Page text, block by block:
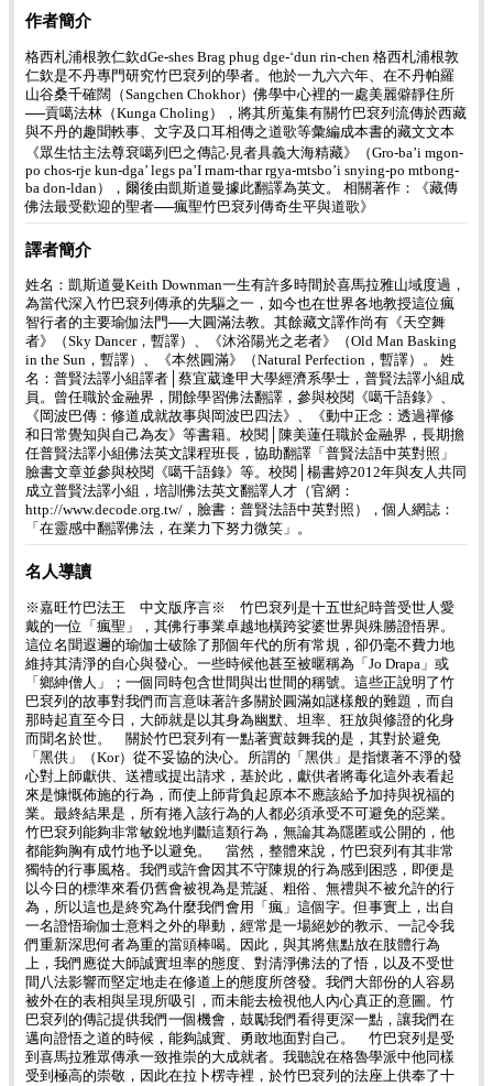
作者簡介
格西札浦根敦仁欽dGe-shes Brag phug dge-‘dun rin-chen 格西札浦根敦
仁欽是不丹專門研究竹巴袞列的學者。他於一九六六年、在不丹帕羅
山谷桑千確闊（Sangchen Chokhor）佛學中心裡的一處美麗僻靜住所
──貢噶法林（Kunga Choling），將其所蒐集有關竹巴袞列流傳於西藏
與不丹的趣聞軼事、文字及口耳相傳之道歌等彙編成本書的藏文文本
《眾生怙主法尊袞噶列巴之傳記‧見者具義大海精藏》（Gro-ba’i mgon-
po chos-rje kun-dga’ legs pa’I rnam-thar rgya-mtsbo’i snying-po mtbong-
ba don-ldan），爾後由凱斯道曼據此翻譯為英文。 相關著作：《藏傳
佛法最受歡迎的聖者──瘋聖竹巴袞列傳奇生平與道歌》
譯者簡介
姓名：凱斯道曼Keith Downman一生有許多時間於喜馬拉雅山域度過，
為當代深入竹巴袞列傳承的先驅之一，如今也在世界各地教授這位瘋
智行者的主要瑜伽法門──大圓滿法教。其餘藏文譯作尚有《天空舞
者》（Sky Dancer，暫譯）、《沐浴陽光之老者》（Old Man Basking
in the Sun，暫譯）、《本然圓滿》（Natural Perfection，暫譯）。 姓
名：普賢法譯小組譯者│蔡宜葳逢甲大學經濟系學士，普賢法譯小組成
員。曾任職於金融界，閒餘學習佛法翻譯，參與校閱《噶千語錄》、
《岡波巴傳：修道成就故事與岡波巴四法》、《動中正念：透過禪修
和日常覺知與自己為友》等書籍。校閱│陳美蓮任職於金融界，長期擔
任普賢法譯小組佛法英文課程班長，協助翻譯「普賢法語中英對照」
臉書文章並參與校閱《噶千語錄》等。校閱│楊書婷2012年與友人共同
成立普賢法譯小組，培訓佛法英文翻譯人才（官網：
http://www.decode.org.tw/，臉書：普賢法語中英對照），個人網誌：
「在靈感中翻譯佛法，在業力下努力微笑」。
名人導讀
※嘉旺竹巴法王 中文版序言※ 竹巴袞列是十五世紀時普受世人愛
戴的一位「瘋聖」，其佛行事業卓越地橫跨娑婆世界與殊勝證悟界。
這位名聞遐邇的瑜伽士破除了那個年代的所有常規，卻仍毫不費力地
維持其清淨的自心與發心。一些時候他甚至被暱稱為「Jo Drapa」或
「鄉紳僧人」；一個同時包含世間與出世間的稱號。這些正說明了竹
巴袞列的故事對我們而言意味著許多關於圓滿如謎樣般的難題，而自
那時起直至今日，大師就是以其身為幽默、坦率、狂放與修證的化身
而聞名於世。 關於竹巴袞列有一點著實鼓舞我的是，其對於避免
「黑供」（Kor）從不妥協的決心。所謂的「黑供」是指懷著不淨的發
心對上師獻供、送禮或提出請求，基於此，獻供者將毒化這外表看起
來是慷慨佈施的行為，而使上師背負起原本不應該給予加持與祝福的
業。最終結果是，所有捲入該行為的人都必須承受不可避免的惡業。
竹巴袞列能夠非常敏銳地判斷這類行為，無論其為隱匿或公開的，他
都能夠胸有成竹地予以避免。 當然，整體來說，竹巴袞列有其非常
獨特的行事風格。我們或許會因其不守陳規的行為感到困惑，即便是
以今日的標準來看仍舊會被視為是荒誕、粗俗、無禮與不被允許的行
為，所以這也是終究為什麼我們會用「瘋」這個字。但事實上，出自
一名證悟瑜伽士意料之外的舉動，經常是一場絕妙的教示、一記令我
們重新深思何者為重的當頭棒喝。因此，與其將焦點放在肢體行為
上，我們應從大師誠實坦率的態度、對清淨佛法的了悟，以及不受世
間八法影響而堅定地走在修道上的態度所啓發。我們大部份的人容易
被外在的表相與呈現所吸引，而未能去檢視他人內心真正的意圖。竹
巴袞列的傳記提供我們一個機會，鼓勵我們看得更深一點，讓我們在
邁向證悟之道的時候，能夠誠實、勇敢地面對自己。 竹巴袞列是受
到喜馬拉雅眾傳承一致推崇的大成就者。我聽說在格魯學派中他同樣
受到極高的崇敬，因此在拉卜楞寺裡，於竹巴袞列的法座上供奉了十